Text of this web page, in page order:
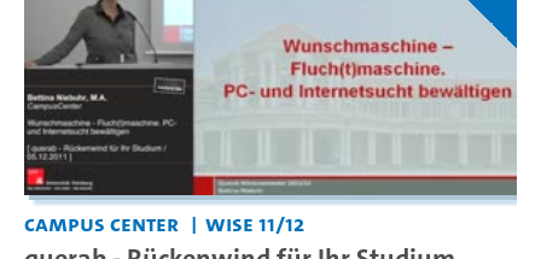
Campus Center WiSe 11/12